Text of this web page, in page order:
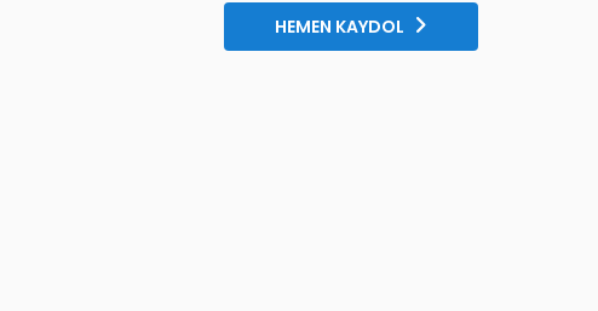
HEMEN KAYDOL